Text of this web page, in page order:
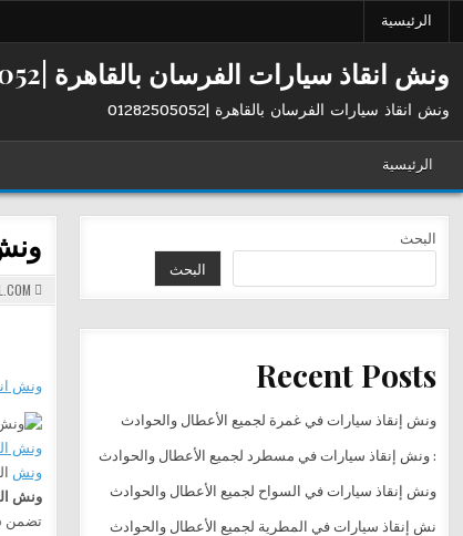
الرئيسية
ونش انقاذ سيارات الفرسان بالقاهرة |01282505052
ونش انقاذ سيارات الفرسان بالقاهرة |01282505052
الرئيسية
ونش
ونش
ونش
ونش
تضمن
البحث
البحث
Recent Posts
ونش إنقاذ سيارات في غمرة لجميع الأعطال والحوادث
: ونش إنقاذ سيارات في مسطرد لجميع الأعطال والحوادث
ونش إنقاذ سيارات في السواح لجميع الأعطال والحوادث
نش إنقاذ سيارات في المطرية لجميع الأعطال والحوادث